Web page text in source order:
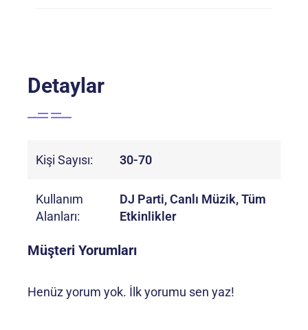
Detaylar
Kişi Sayısı: 30-70
Kullanım
Alanları:
DJ Parti, Canlı Müzik, Tüm
Etkinlikler
Müşteri Yorumları
Henüz yorum yok. İlk yorumu sen yaz!